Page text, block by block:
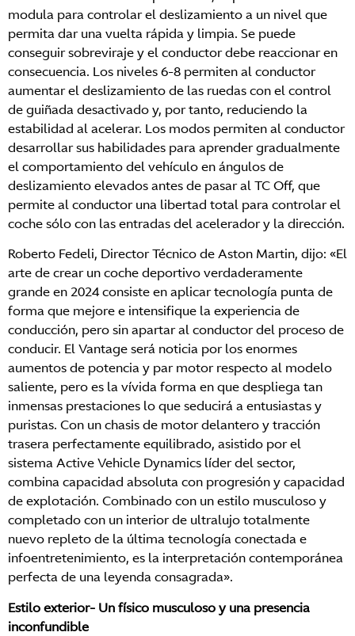
modula para controlar el deslizamiento a un nivel que
permita dar una vuelta rápida y limpia. Se puede
conseguir sobreviraje y el conductor debe reaccionar en
consecuencia. Los niveles 6-8 permiten al conductor
aumentar el deslizamiento de las ruedas con el control
de guiñada desactivado y, por tanto, reduciendo la
estabilidad al acelerar. Los modos permiten al conductor
desarrollar sus habilidades para aprender gradualmente
el comportamiento del vehículo en ángulos de
deslizamiento elevados antes de pasar al TC Off, que
permite al conductor una libertad total para controlar el
coche sólo con las entradas del acelerador y la dirección.
Roberto Fedeli, Director Técnico de Aston Martin, dijo: «El
arte de crear un coche deportivo verdaderamente
grande en 2024 consiste en aplicar tecnología punta de
forma que mejore e intensifique la experiencia de
conducción, pero sin apartar al conductor del proceso de
conducir. El Vantage será noticia por los enormes
aumentos de potencia y par motor respecto al modelo
saliente, pero es la vívida forma en que despliega tan
inmensas prestaciones lo que seducirá a entusiastas y
puristas. Con un chasis de motor delantero y tracción
trasera perfectamente equilibrado, asistido por el
sistema Active Vehicle Dynamics líder del sector,
combina capacidad absoluta con progresión y capacidad
de explotación. Combinado con un estilo musculoso y
completado con un interior de ultralujo totalmente
nuevo repleto de la última tecnología conectada e
infoentretenimiento, es la interpretación contemporánea
perfecta de una leyenda consagrada».
Estilo exterior- Un físico musculoso y una presencia
inconfundible